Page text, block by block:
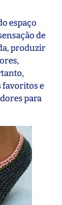
espaço
de
produzir
favoritos e
para